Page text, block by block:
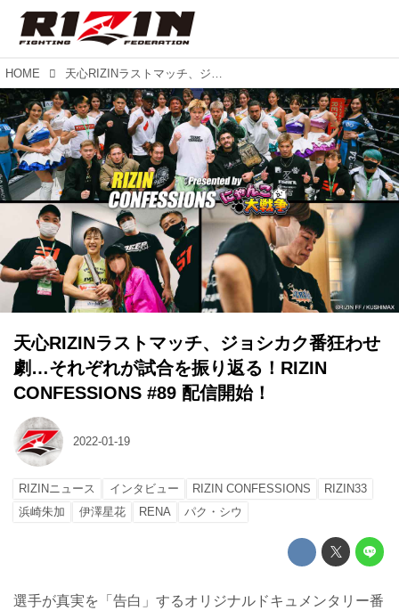
HOME 天心RIZINラストマッチ、ジョシカク番狂わせ劇…それぞれが試合を振り返る！RIZIN CONFESSIONS #89 配信開始！
天心RIZINラストマッチ、ジョシカク番狂わせ
劇…それぞれが試合を振り返る！RIZIN
CONFESSIONS #89 配信開始！
2022-01-19
RIZINニュース インタビュー RIZIN CONFESSIONS
RIZIN33
浜崎朱加
伊澤星花 RENA パク・シウ
選手が真実を「告白」するオリジナルドキュメンタリー番